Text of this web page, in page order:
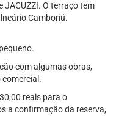
JACUZZI. O terraço tem
Camboriú.
com algumas obras,
reais para o
a confirmação da reserva,